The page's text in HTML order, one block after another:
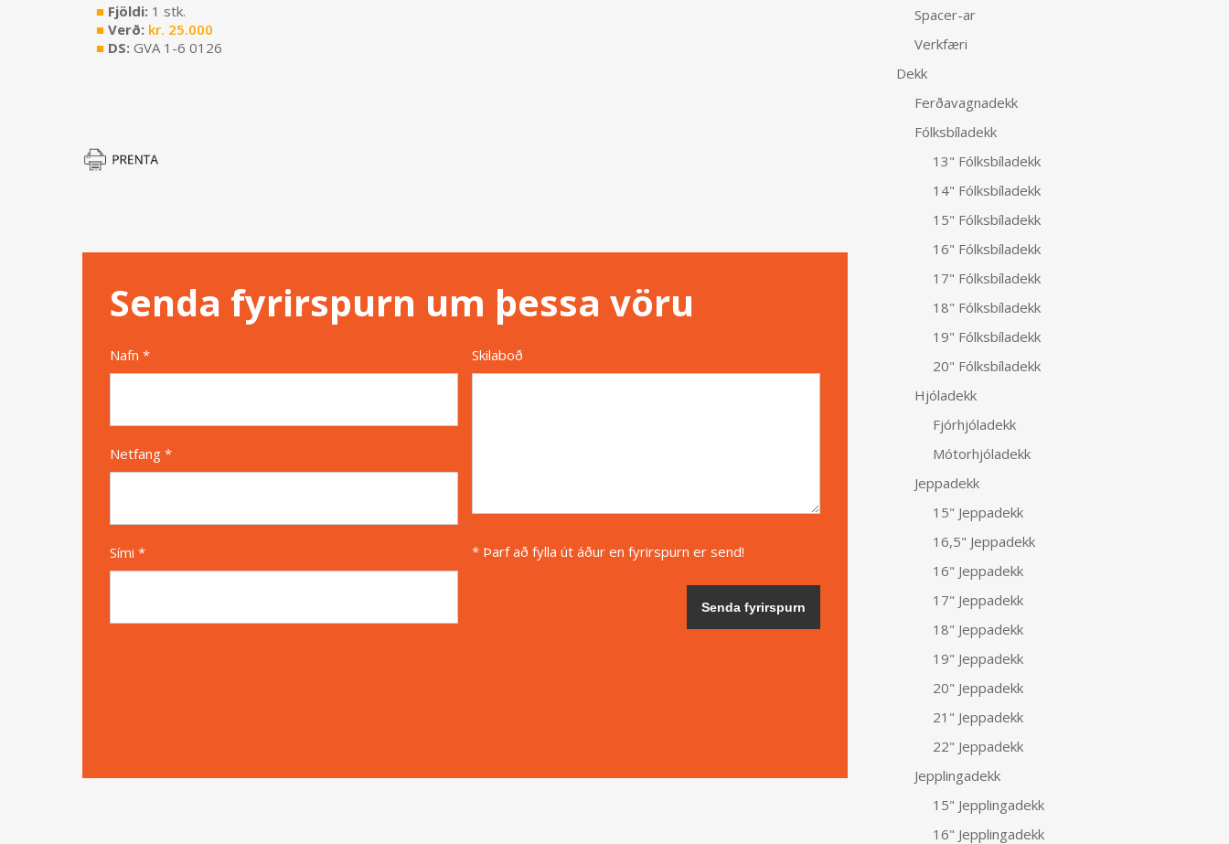
■ Fjöldi: 1 stk.
■ Verð: kr. 25.000
■ DS: GVA 1-6 0126
Senda fyrirspurn um þessa vöru
Nafn *
Netfang *
Sími *
Skilaboð
* Þarf að fylla út áður en fyrirspurn er send!
Spacer-ar
Verkfæri
Dekk
Ferðavagnadekk
Fólksbíladekk
13" Fólksbíladekk
14" Fólksbíladekk
15" Fólksbíladekk
16" Fólksbíladekk
17" Fólksbíladekk
18" Fólksbíladekk
19" Fólksbíladekk
20" Fólksbíladekk
Hjóladekk
Fjórhjóladekk
Mótorhjóladekk
Jeppadekk
15" Jeppadekk
16,5" Jeppadekk
16" Jeppadekk
17" Jeppadekk
18" Jeppadekk
19" Jeppadekk
20" Jeppadekk
21" Jeppadekk
22" Jeppadekk
Jepplingadekk
15" Jepplingadekk
16" Jepplingadekk